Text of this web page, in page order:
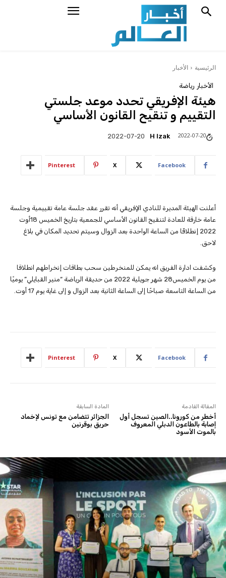
الرئيسية الأخبار
الأخبار رياضة
هيئة الإفريقي تحدد موعد جلستي
التقييم و تنقيح القانون الأساسي
H Izak
2022-07-20 2022-07-20
Facebook
X
Pinterest
أعلنت الهيئة المديرة للنادي الإفريقي أنه تقرر عقد جلسة عامة تقييمية وجلسة
عامة خارقة للعادة لتنقيح القانون الأساسي للجمعية بتاريخ الخميس 18أوت
2022 إنطلاقًا من الساعة الواحدة بعد الزوال وسيتم تحديد المكان في بلاغ
لاحق.
وكشفت ادارة الفريق انه يمكن للمنخرطين سحب بطاقات إنخراطهم انطلاقا
من يوم الخميس28 شهر جويلية 2022 من حديقة الرياضة “منير القبايلي” يوميًا
من الساعة التاسعة صباحًا إلى الساعة الثانية بعد الزوال و إلى غاية يوم 17 أوت.
Facebook
X
Pinterest
المادة السابقة
الجزائر تتضامن مع تونس لإخماد
حريق بوقرنين
المقالة القادمة
أخطر من كورونا..الصين تسجل أول
إصابة بالطاعون الدبلي المعروف
بالموت الأسود